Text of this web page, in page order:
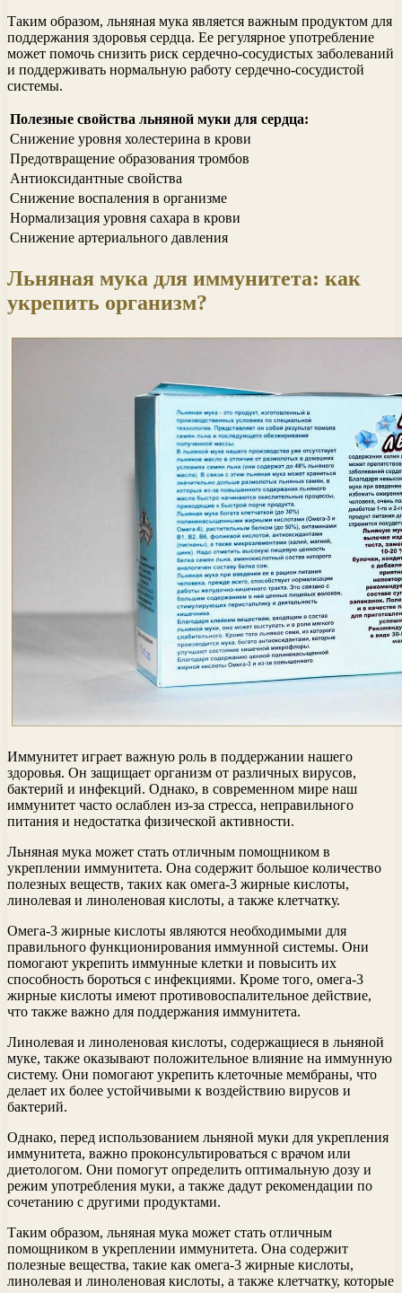
Таким образом, льняная мука является важным продуктом для
поддержания здоровья сердца. Ее регулярное употребление
может помочь снизить риск сердечно-сосудистых заболеваний
и поддерживать нормальную работу сердечно-сосудистой
системы.
Полезные свойства льняной муки для сердца:
Снижение уровня холестерина в крови
Предотвращение образования тромбов
Антиоксидантные свойства
Снижение воспаления в организме
Нормализация уровня сахара в крови
Снижение артериального давления
Льняная мука для иммунитета: как
укрепить организм?
Иммунитет играет важную роль в поддержании нашего
здоровья. Он защищает организм от различных вирусов,
бактерий и инфекций. Однако, в современном мире наш
иммунитет часто ослаблен из-за стресса, неправильного
питания и недостатка физической активности.
Льняная мука может стать отличным помощником в
укреплении иммунитета. Она содержит большое количество
полезных веществ, таких как омега-3 жирные кислоты,
линолевая и линоленовая кислоты, а также клетчатку.
Омега-3 жирные кислоты являются необходимыми для
правильного функционирования иммунной системы. Они
помогают укрепить иммунные клетки и повысить их
способность бороться с инфекциями. Кроме того, омега-3
жирные кислоты имеют противовоспалительное действие,
что также важно для поддержания иммунитета.
Линолевая и линоленовая кислоты, содержащиеся в льняной
муке, также оказывают положительное влияние на иммунную
систему. Они помогают укрепить клеточные мембраны, что
делает их более устойчивыми к воздействию вирусов и
бактерий.
Однако, перед использованием льняной муки для укрепления
иммунитета, важно проконсультироваться с врачом или
диетологом. Они помогут определить оптимальную дозу и
режим употребления муки, а также дадут рекомендации по
сочетанию с другими продуктами.
Таким образом, льняная мука может стать отличным
помощником в укреплении иммунитета. Она содержит
полезные вещества, такие как омега-3 жирные кислоты,
линолевая и линоленовая кислоты, а также клетчатку, которые